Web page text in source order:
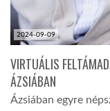
2024-09-09
VIRTUÁLIS
ÁZSIÁBAN
Ázsiában egyre